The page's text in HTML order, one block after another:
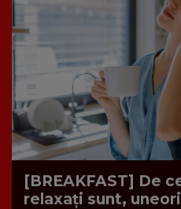
[BREAKFAST] De
relaxați sunt,